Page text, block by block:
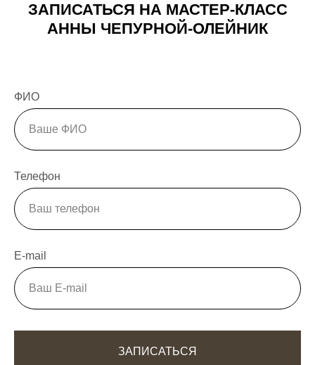
ЗАПИСАТЬСЯ НА МАСТЕР-КЛАСС
АННЫ ЧЕПУРНОЙ-ОЛЕЙНИК
ФИО
Телефон
E-mail
ЗАПИСАТЬСЯ